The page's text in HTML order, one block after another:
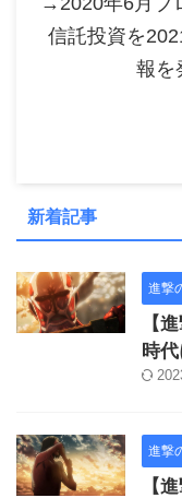
信託投資を
報を
新着記事
進撃
【
時
進撃
【